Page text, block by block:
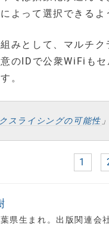
よって選択できるよ
みとして、マルチ
のIDで公衆WiFiも
。
スライシングの可能性 」
1
県生まれ。出版関連会